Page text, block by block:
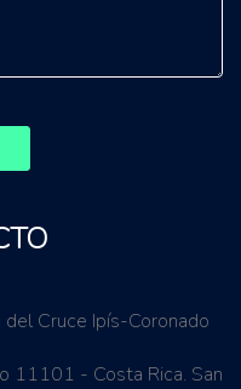
Cruce Ipís-Coronado
11101 - Costa Rica. San